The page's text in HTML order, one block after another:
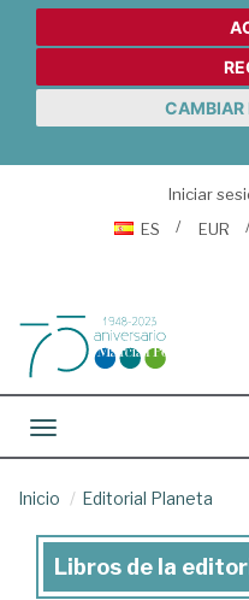
CAMBIAR
Iniciar
ES
EUR
Toggle navigation
Inicio Editorial Planeta
Libros
Libros de la